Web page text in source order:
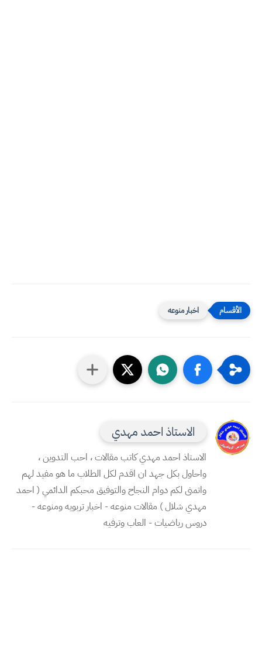
اخبار منوعه
الاستاذ احمد مهدي
الاستاذ احمد مهدي كاتب مقالات ، احب التدوين ،
واحاول بكل جهد ان اقدم لكل الطلاب ما هو مفيد لهم
واتمنى لكم دوام النجاح والتوفيق محبكم الدائمي ( احمد
مهدي شلال ) مقالات منوعه - اخبار تربويه ومنوعه -
دروس رياضيات - العاب وترفيه